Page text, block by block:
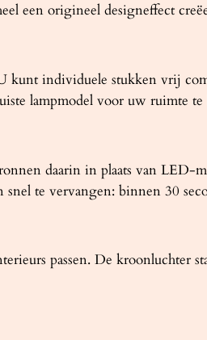
een origineel designeffect
kunt individuele stukken vrij
lampmodel voor uw ruimte
daarin in plaats van LED-
te vervangen: binnen 30
passen. De kroonluchter